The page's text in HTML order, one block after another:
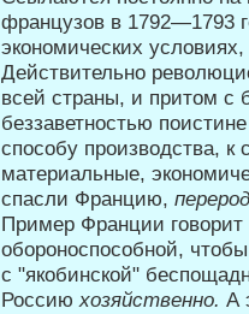
фран­цузов в 1792—1793
экономических
Действительно
всей страны, и притом с
беззаветностью
способу производства,
материальные,
спасли Францию,
Пример Франции
обороно­способной,
с "якобинской"
Россиюхозяйственно. А